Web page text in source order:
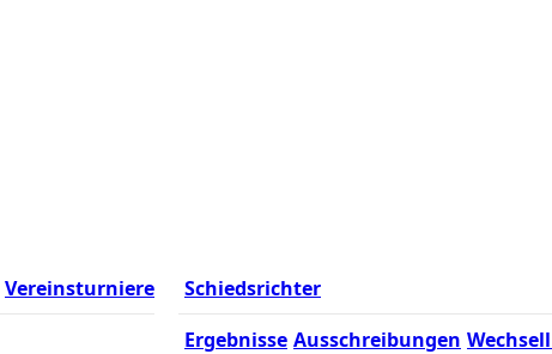
Vereinsturniere
Schiedsrichter
Ergebnisse Ausschreibungen